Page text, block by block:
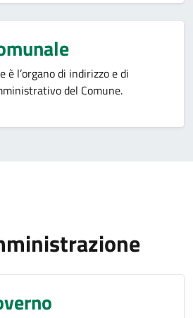
è l’organo di indirizzo e di
del Comune.